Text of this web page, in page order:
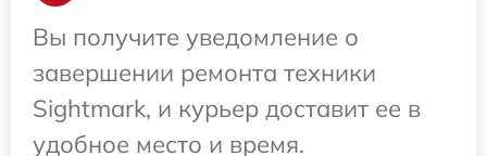
Вы получите уведомление о
завершении ремонта техники
Sightmark, и курьер доставит ее в
удобное место и время.